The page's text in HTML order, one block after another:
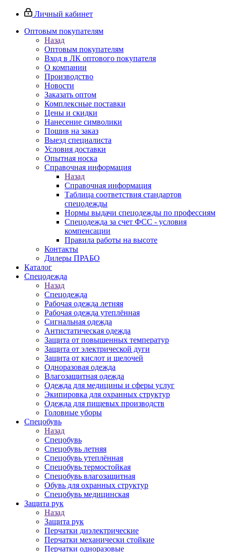
Личный кабинет
Оптовым покупателям
Назад
Оптовым покупателям
Вход в ЛК оптового покупателя
О компании
Производство
Новости
Заказать оптом
Комплексные поставки
Цены и скидки
Нанесение символики
Пошив на заказ
Выезд специалиста
Условия доставки
Опытная носка
Справочная информация
Назад
Справочная информация
Таблица соответствия стандартов
спецодежды
Нормы выдачи спецодежды по профессиям
Спецодежда за счет ФСС - условия
компенсации
Правила работы на высоте
Контакты
Дилеры ПРАБО
Каталог
Спецодежда
Назад
Спецодежда
Рабочая одежда летняя
Рабочая одежда утеплённая
Сигнальная одежда
Антистатическая одежда
Защита от повышенных температур
Защита от электрической дуги
Защита от кислот и щелочей
Одноразовая одежда
Влагозащитная одежда
Одежда для медицины и сферы услуг
Экипировка для охранных структур
Одежда для пищевых производств
Головные уборы
Спецобувь
Назад
Спецобувь
Спецобувь летняя
Спецобувь утеплённая
Спецобувь термостойкая
Спецобувь влагозащитная
Обувь для охранных структур
Спецобувь медицинская
Защита рук
Назад
Защита рук
Перчатки диэлектрические
Перчатки механически стойкие
Перчатки одноразовые